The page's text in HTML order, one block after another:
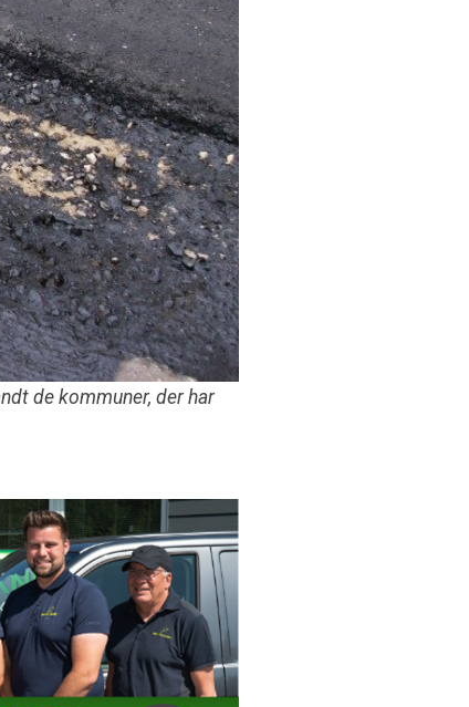
de kommuner, der har